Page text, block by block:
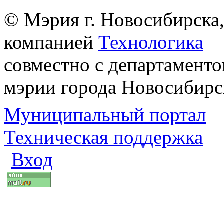
© Мэрия г.
компанией Технологика
совместно с
мэрии города
Муниципальный портал
Техническая поддержка
Вход